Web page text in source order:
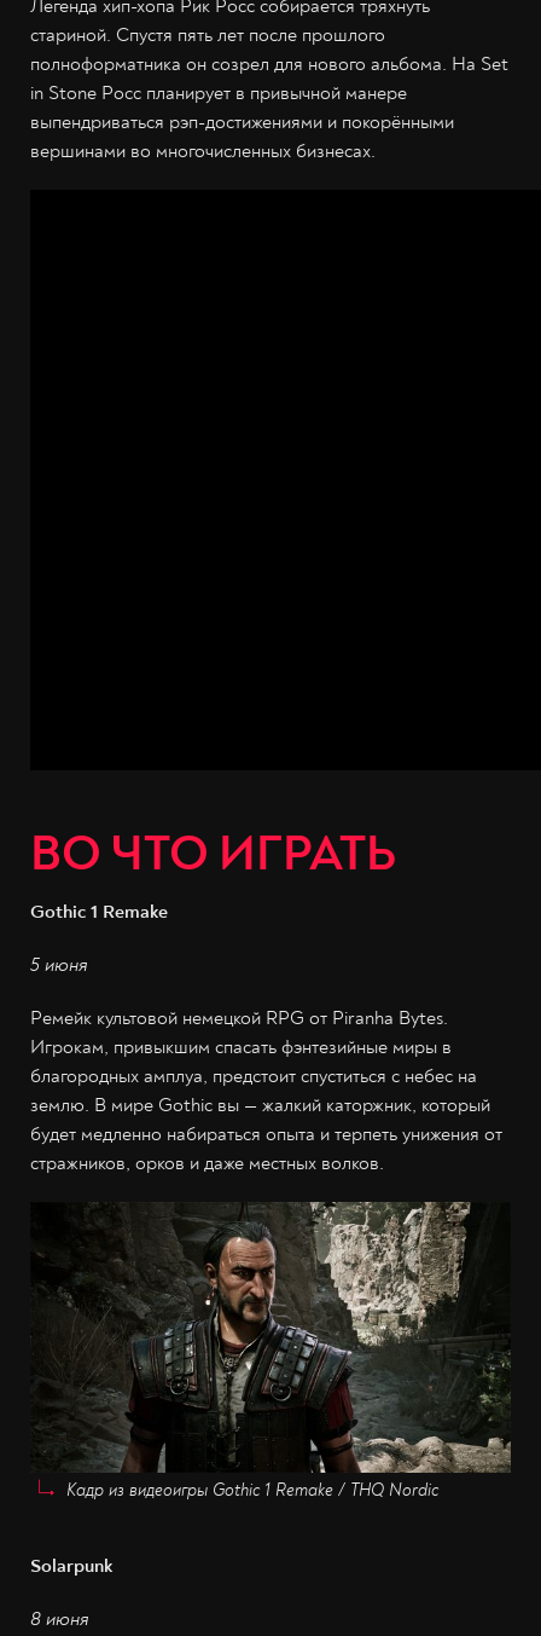
Легенда хип-хопа Рик Росс собирается тряхнуть
стариной. Спустя пять лет после прошлого
полноформатника он созрел для нового альбома. На Set
in Stone Росс планирует в привычной манере
выпендриваться рэп-достижениями и покорёнными
вершинами во многочисленных бизнесах.
ВО ЧТО ИГРАТЬ
Gothic 1 Remake
5 июня
Ремейк культовой немецкой RPG от Piranha Bytes.
Игрокам, привыкшим спасать фэнтезийные миры в
благородных амплуа, предстоит спуститься с небес на
землю. В мире Gothic вы — жалкий каторжник, который
будет медленно набираться опыта и терпеть унижения от
стражников, орков и даже местных волков.
Кадр из видеоигры Gothic 1 Remake / THQ Nordic
Solarpunk
8 июня